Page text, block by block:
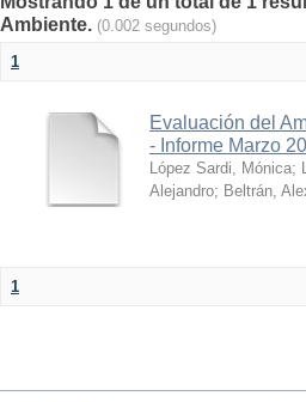
Ambiente. (0.002 segundos)
1
Evaluación del
- Informe Marzo
López Sardi, Mónica;
Alejandro; Beltrán,
1